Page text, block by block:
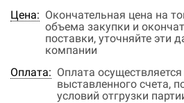
Цена: Окончательная цена на
объема закупки и
поставки, уточняйте эти
компании
Оплата: Оплата
выставленного счета,
условий отгрузки